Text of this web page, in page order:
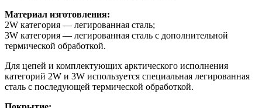
Материал изготовления:
2W категория — легированная сталь;
3W категория — легированная сталь с дополнительной
термической обработкой.
Для цепей и комплектующих арктического исполнения
категорий 2W и 3W используется специальная легированная
сталь с последующей термической обработкой.